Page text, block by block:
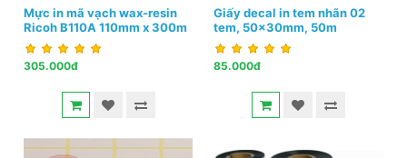
Mực in mã vạch wax-resin
Ricoh B110A 110mm x 300m
305.000đ
Giấy decal in tem nhãn 02
tem, 50x30mm, 50m
85.000đ